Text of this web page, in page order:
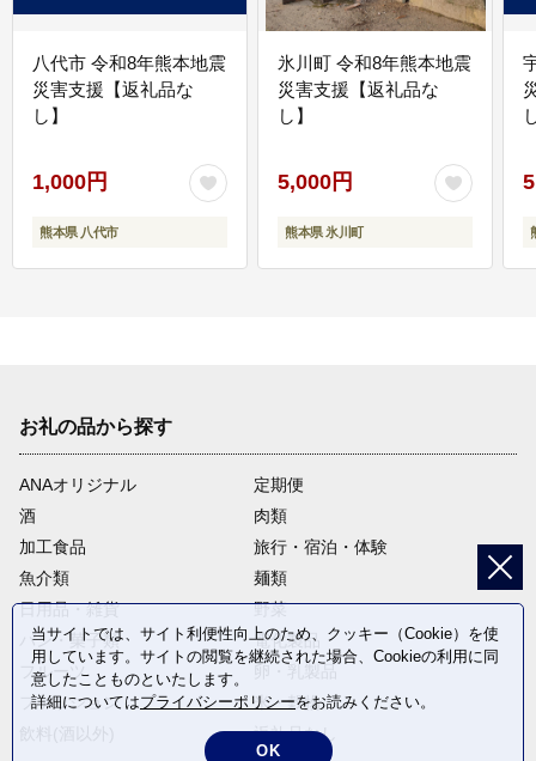
八代市 令和8年熊本地震
災害支援【返礼品な
し】
1,000円
熊本県 八代市
氷川町 令和8年熊本地震
災害支援【返礼品な
し】
5,000円
熊本県 氷川町
お礼の品から探す
ANAオリジナル
定期便
酒
肉類
加工食品
旅行・宿泊・体験
魚介類
麺類
日用品・雑貨
野菜
パン・菓子類
電化製品
フルーツ
ファッション
米・穀物
返礼品なし
当サイトでは、サイト利便性向上のため、クッキー（Cookie）を使
用しています。サイトの閲覧を継続された場合、Cookieの利用に同
意したことものといたします。
詳細についてはプライバシーポリシーをお読みください。
OK